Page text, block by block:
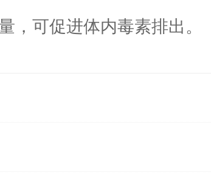
，可促进体内毒素排出。